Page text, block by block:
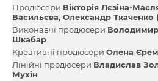
Продюсери Вікторія Лєзіна-
Васильєва Олександр Ткаченко
Виконавчі продюсери
Шкабар
Креативні продюсери Олена
Лінійні продюсери Владислав
Мухін